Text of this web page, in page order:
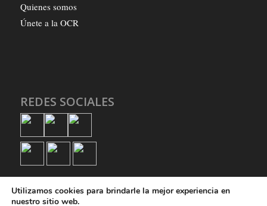
Quienes somos
Únete a la OCR
REDES SOCIALES
Utilizamos cookies para brindarle la mejor experiencia en
nuestro sitio web.